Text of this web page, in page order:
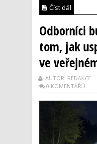
Číst dál
Odborníci
tom, jak
ve
AUTOR: REDAKCE
0 KOMENTÁŘŮ